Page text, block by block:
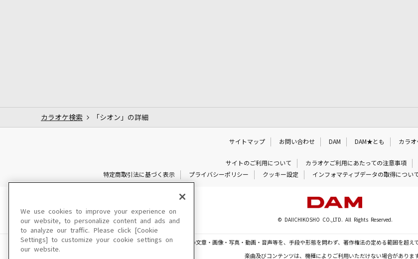
カラオケ検索 「シオン」の詳細
サイトマップ お問い合わせ DAM DAM★とも カラオ
サイトのご利用について カラオケご利用にあたっての注意事項
特定商取引法に基づく表示
プライバシーポリシー クッキー設定 インフォマティブデータの取得につい
© DAIICHIKOSHO CO.,LTD. All Rights Reserved.
このサイトに掲載されている一切の文章・画像・写真・動画・音声等を、手段や形態を問わず、著作権法の定める範囲を超え
楽曲及びコンテンツは、機種によりご利用いただけない場合があります
We use cookies to improve your experience on
our website, to personalize content and ads and
to analyze our traffic. Please click [Cookie
Settings] to customize your cookie settings on
our website.